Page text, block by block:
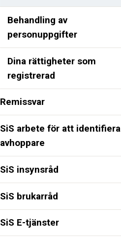
Behandling av
personuppgifter
Dina rättigheter som
registrerad
Remissvar
SiS arbete för att identifiera
avhoppare
SiS insynsråd
SiS brukarråd
SiS E-tjänster